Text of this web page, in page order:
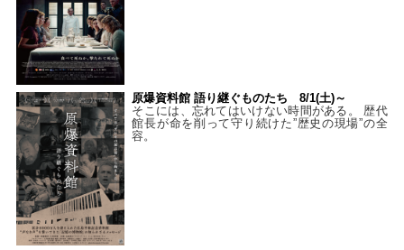
原爆資料館 語り継ぐものたち 8/1(土)～
そこには、忘れてはいけない時間がある。 歴代
館長が命を削って守り続けた”歴史の現場”の全
容。